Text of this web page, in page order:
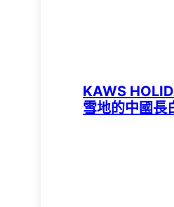
KAWS
雪地的中國長